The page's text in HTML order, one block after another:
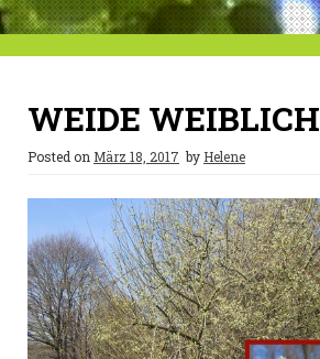
WEIDE WEIBLICH
Posted on März 18, 2017 by Helene